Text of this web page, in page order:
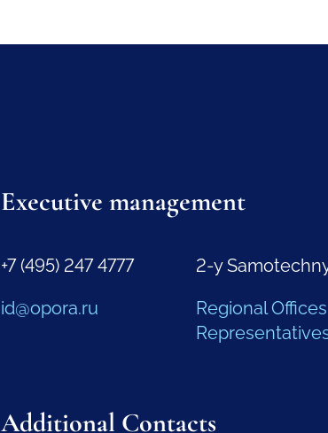
Executive management
+7 (495) 247 4777
id@opora.ru
2-y
Regional Offices
Additional Contacts